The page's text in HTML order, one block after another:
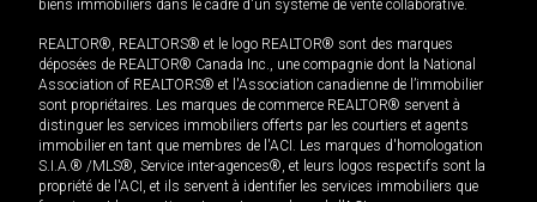
biens immobiliers dans le cadre d'un système de vente collaborative.
REALTOR®, REALTORS® et le logo REALTOR® sont des marques
déposées de REALTOR® Canada Inc., une compagnie dont la National
Association of REALTORS® et l'Association canadienne de l’immobilier
sont propriétaires. Les marques de commerce REALTOR® servent à
distinguer les services immobiliers offerts par les courtiers et agents
immobilier en tant que membres de l'ACI. Les marques d'homologation
S.I.A.® /MLS®, Service inter-agences®, et leurs logos respectifs sont la
propriété de l'ACI, et ils servent à identifier les services immobiliers que